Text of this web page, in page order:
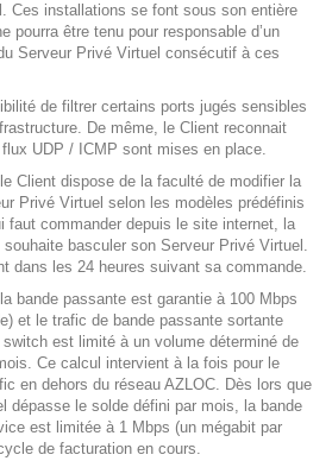
Ces installations se font sous son entière
pourra être tenu pour responsable d’un
Serveur Privé Virtuel consécutif à ces
de filtrer certains ports jugés sensibles
De même, le Client reconnait
UDP / ICMP sont mises en place.
Client dispose de la faculté de modifier la
Privé Virtuel selon les modèles prédéfinis
faut commander depuis le site internet, la
basculer son Serveur Privé Virtuel.
dans les 24 heures suivant sa commande.
bande passante est garantie à 100 Mbps
et le trafic de bande passante sortante
est limité à un volume déterminé de
Ce calcul intervient à la fois pour le
en dehors du réseau AZLOC. Dès lors que
dépasse le solde défini par mois, la bande
est limitée à 1 Mbps (un mégabit par
de facturation en cours.